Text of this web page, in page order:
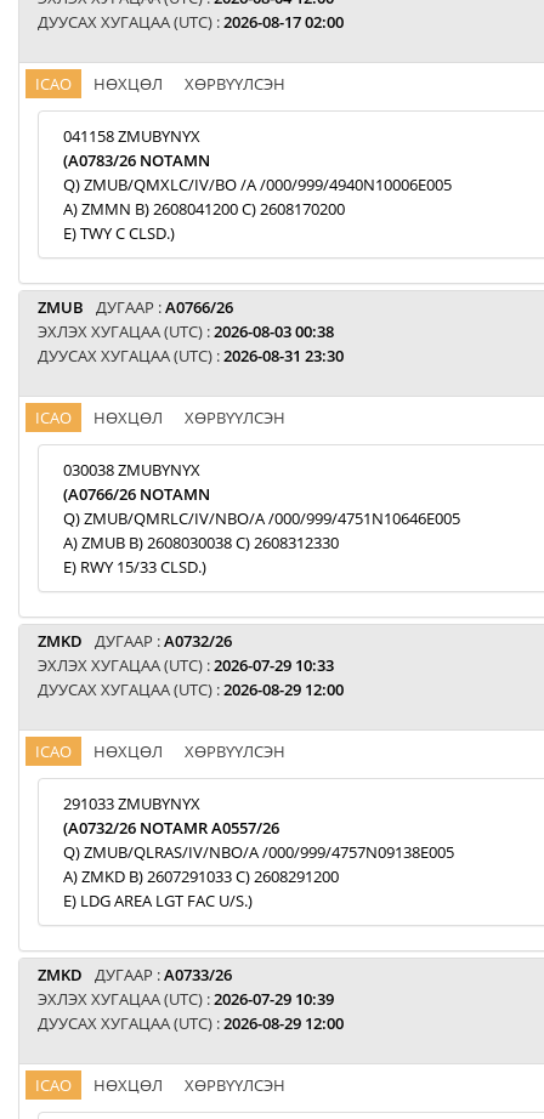
ДУУСАХ ХУГАЦАА (UTC) :2026-08-17 02:00
ICAO НӨХЦӨЛ ХӨРВҮҮЛСЭН
041158 ZMUBYNYX
(A0783/26 NOTAMN
Q) ZMUB/QMXLC/IV/BO /A /000/999/4940N10006E005
A) ZMMN B) 2608041200 C) 2608170200
E) TWY C CLSD.)
ZMUB ДУГААР :A0766/26
ЭХЛЭХ ХУГАЦАА (UTC) :2026-08-03 00:38
ДУУСАХ ХУГАЦАА (UTC) :2026-08-31 23:30
ICAO НӨХЦӨЛ ХӨРВҮҮЛСЭН
030038 ZMUBYNYX
(A0766/26 NOTAMN
Q) ZMUB/QMRLC/IV/NBO/A /000/999/4751N10646E005
A) ZMUB B) 2608030038 C) 2608312330
E) RWY 15/33 CLSD.)
ZMKD ДУГААР :A0732/26
ЭХЛЭХ ХУГАЦАА (UTC) :2026-07-29 10:33
ДУУСАХ ХУГАЦАА (UTC) :2026-08-29 12:00
ICAO НӨХЦӨЛ ХӨРВҮҮЛСЭН
291033 ZMUBYNYX
(A0732/26 NOTAMR A0557/26
Q) ZMUB/QLRAS/IV/NBO/A /000/999/4757N09138E005
A) ZMKD B) 2607291033 C) 2608291200
E) LDG AREA LGT FAC U/S.)
ZMKD ДУГААР :A0733/26
ЭХЛЭХ ХУГАЦАА (UTC) :2026-07-29 10:39
ДУУСАХ ХУГАЦАА (UTC) :2026-08-29 12:00
ICAO НӨХЦӨЛ ХӨРВҮҮЛСЭН